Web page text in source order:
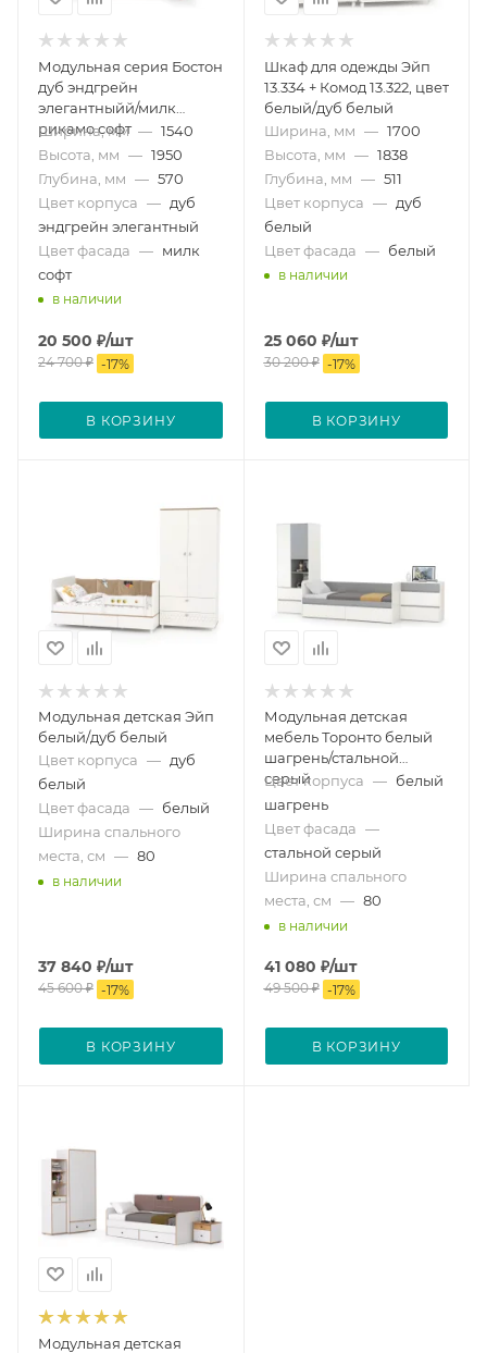
Модульная серия Бостон
дуб эндгрейн
элегантныйй/милк
рикамо софт
Ширина, мм — 1540
Высота, мм — 1950
Глубина, мм — 570
Цвет корпуса — дуб
эндгрейн элегантный
Цвет фасада — милк
софт
в наличии
20 500 ₽/шт
24 700₽ -17%
В КОРЗИНУ
Шкаф для одежды Эйп
13.334 + Комод 13.322, цвет
белый/дуб белый
Ширина, мм — 1700
Высота, мм — 1838
Глубина, мм — 511
Цвет корпуса — дуб
белый
Цвет фасада — белый
в наличии
25 060 ₽/шт
30 200₽ -17%
В КОРЗИНУ
Модульная детская Эйп
белый/дуб белый
Цвет корпуса — дуб
белый
Цвет фасада — белый
Ширина спального
места, см — 80
в наличии
37 840 ₽/шт
45 600₽ -17%
В КОРЗИНУ
Модульная детская
мебель Торонто белый
шагрень/стальной
серый
Цвет корпуса — белый
шагрень
Цвет фасада —
стальной серый
Ширина спального
места, см — 80
в наличии
41 080 ₽/шт
49 500₽ -17%
В КОРЗИНУ
Модульная детская